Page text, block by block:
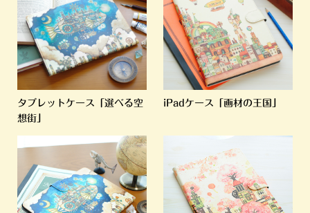
タブレットケース「選べる空
想街」
iPadケース「画材の王国」